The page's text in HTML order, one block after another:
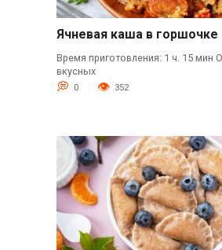
Ячневая каша в горшочке
Время приготовления: 1 ч. 15 мин
вкусных
0 352